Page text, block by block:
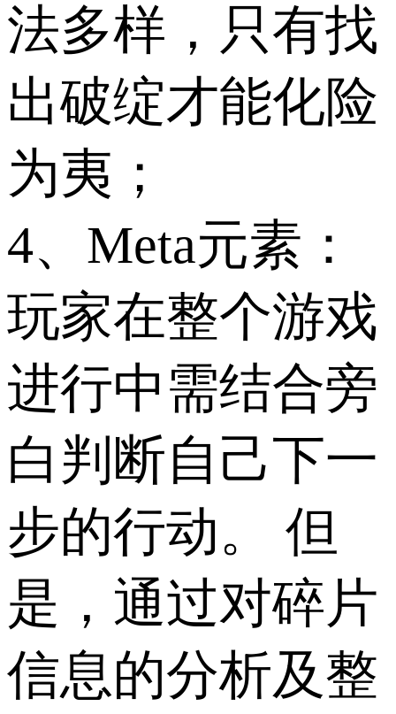
法多样，只有找
出破绽才能化险
为夷；
4、Meta元素：
玩家在整个游戏
进行中需结合旁
白判断自己下一
步的行动。 但
是，通过对碎片
信息的分析及整